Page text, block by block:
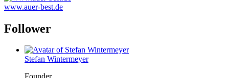
www.auer-best.de
Follower
Stefan Wintermeyer